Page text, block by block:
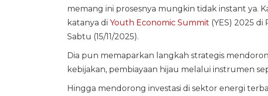
memang ini prosesnya mungkin tidak instant ya.
katanya di Youth Economic Summit (YES) 2025 di
Sabtu (15/11/2025).
Dia pun memaparkan langkah strategis
kebijakan, pembiayaan hijau melalui instrumen
Hingga mendorong investasi di sektor energi